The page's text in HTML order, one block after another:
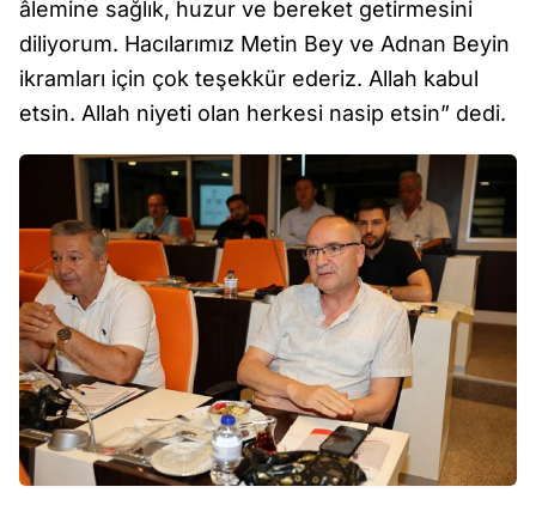
âlemine sağlık, huzur ve bereket getirmesini
diliyorum. Hacılarımız Metin Bey ve Adnan Beyin
ikramları için çok teşekkür ederiz. Allah kabul
etsin. Allah niyeti olan herkesi nasip etsin” dedi.